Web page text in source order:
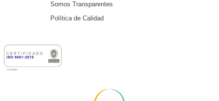
Somos Transparentes
Política de Calidad